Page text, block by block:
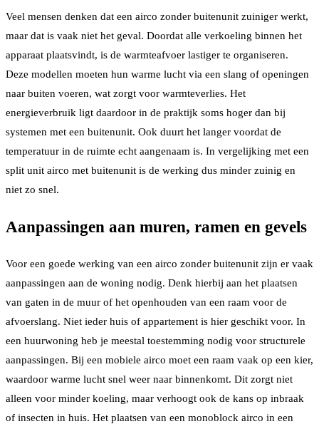
Veel mensen denken dat een airco zonder buitenunit zuiniger werkt,
maar dat is vaak niet het geval. Doordat alle verkoeling binnen het
apparaat plaatsvindt, is de warmteafvoer lastiger te organiseren.
Deze modellen moeten hun warme lucht via een slang of openingen
naar buiten voeren, wat zorgt voor warmteverlies. Het
energieverbruik ligt daardoor in de praktijk soms hoger dan bij
systemen met een buitenunit. Ook duurt het langer voordat de
temperatuur in de ruimte echt aangenaam is. In vergelijking met een
split unit airco met buitenunit is de werking dus minder zuinig en
niet zo snel.
Aanpassingen aan muren, ramen en gevels
Voor een goede werking van een airco zonder buitenunit zijn er vaak
aanpassingen aan de woning nodig. Denk hierbij aan het plaatsen
van gaten in de muur of het openhouden van een raam voor de
afvoerslang. Niet ieder huis of appartement is hier geschikt voor. In
een huurwoning heb je meestal toestemming nodig voor structurele
aanpassingen. Bij een mobiele airco moet een raam vaak op een kier,
waardoor warme lucht snel weer naar binnenkomt. Dit zorgt niet
alleen voor minder koeling, maar verhoogt ook de kans op inbraak
of insecten in huis. Het plaatsen van een monoblock airco in een